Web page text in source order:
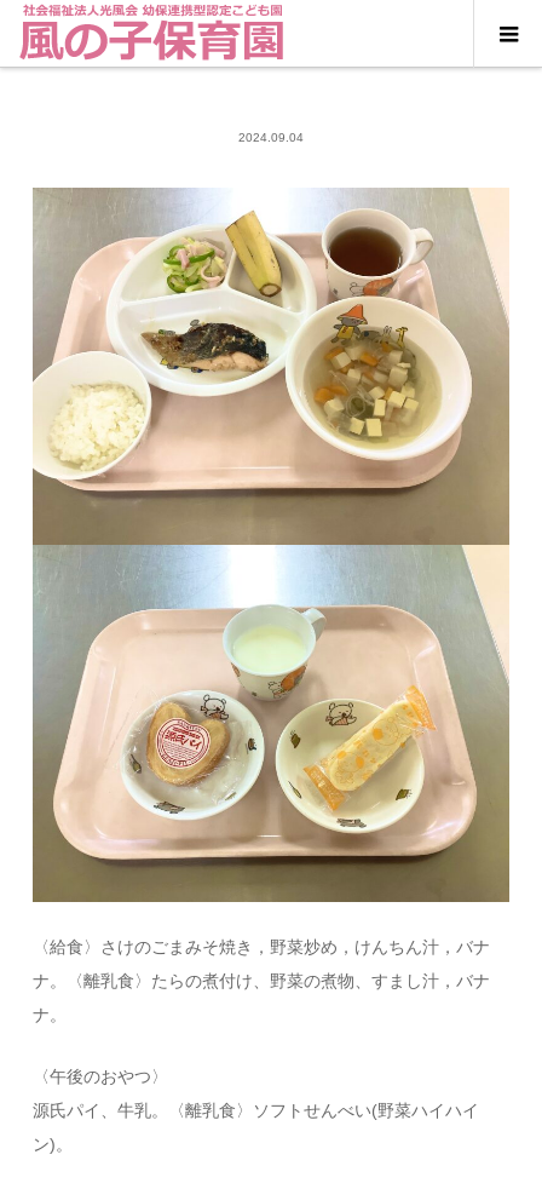
2024.09.04
〈給食〉さけのごまみそ焼き，野菜炒め，けんちん汁，バナ
ナ。〈離乳食〉たらの煮付け、野菜の煮物、すまし汁，バナ
ナ。
〈午後のおやつ〉
源氏パイ、牛乳。〈離乳食〉ソフトせんべい(野菜ハイハイ
ン)。